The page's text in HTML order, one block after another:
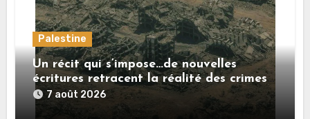
Palestine
Un récit qui s’impose…de nouvelles
écritures retracent la réalité des crimes
sionistes à Gaza
7 août 2026